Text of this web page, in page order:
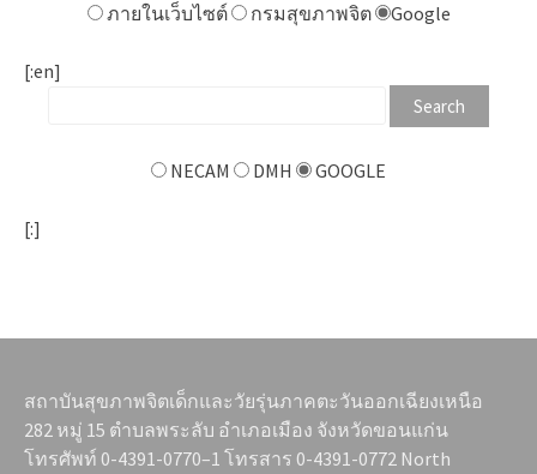
ภายในเว็บไซต์ กรมสุขภาพจิต Google
[:en]
NECAM DMH GOOGLE
[:]
สถาบันสุขภาพจิตเด็กและวัยรุ่นภาคตะวันออกเฉียงเหนือ
282 หมู่ 15 ตำบลพระลับ อำเภอเมือง จังหวัดขอนแก่น
โทรศัพท์ 0-4391-0770–1 โทรสาร 0-4391-0772 North